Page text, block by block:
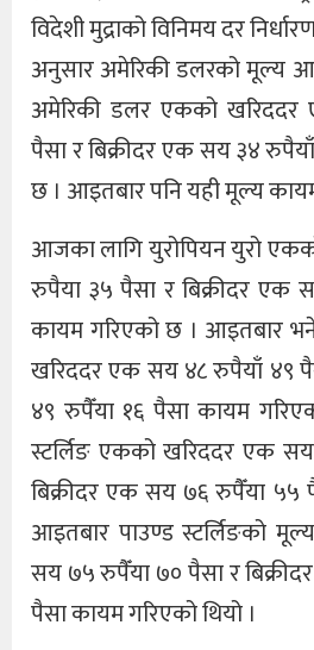
विदेशी मुद्राको विनिमय दर
अनुसार अमेरिकी डलरको मूल्य
अमेरिकी डलर एकको
पैसा र बिक्रीदर एक सय ३४
छ । आइतबार पनि यही मूल्य
आजका लागि युरोपियन युरो
रुपैया ३५ पैसा र बिक्रीदर
कायम गरिएको छ । आइतबार
खरिददर एक सय ४८ रुपैयाँ ४९
४९ रुपैँया १६ पैसा कायम
स्टर्लिङ एकको खरिददर एक
बिक्रीदर एक सय ७६ रुपैँया
आइतबार पाउण्ड स्टर्लिङको
सय ७५ रुपैँया ७० पैसा र
पैसा कायम गरिएको थियो ।